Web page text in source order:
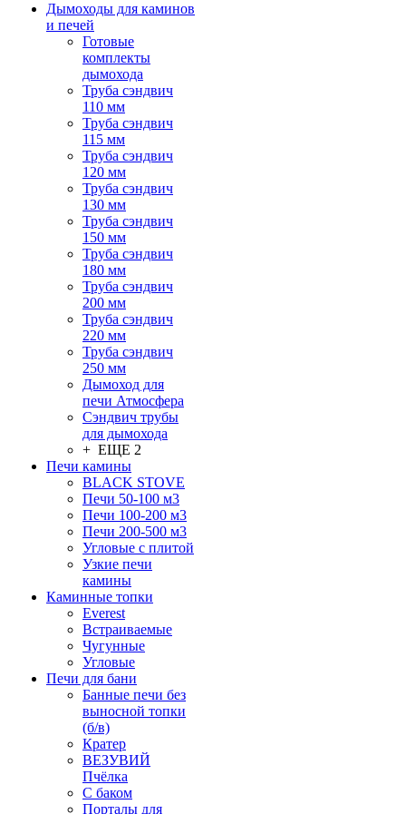
Дымоходы для каминов
и печей
Готовые
комплекты
дымохода
Труба сэндвич
110 мм
Труба сэндвич
115 мм
Труба сэндвич
120 мм
Труба сэндвич
130 мм
Труба сэндвич
150 мм
Труба сэндвич
180 мм
Труба сэндвич
200 мм
Труба сэндвич
220 мм
Труба сэндвич
250 мм
Дымоход для
печи Атмосфера
Сэндвич трубы
для дымохода
+ ЕЩЕ 2
Печи камины
BLACK STOVE
Печи 50-100 м3
Печи 100-200 м3
Печи 200-500 м3
Угловые с плитой
Узкие печи
камины
Каминные топки
Everest
Встраиваемые
Чугунные
Угловые
Печи для бани
Банные печи без
выносной топки
(б/в)
Кратер
ВЕЗУВИЙ
Пчёлка
С баком
Порталы для